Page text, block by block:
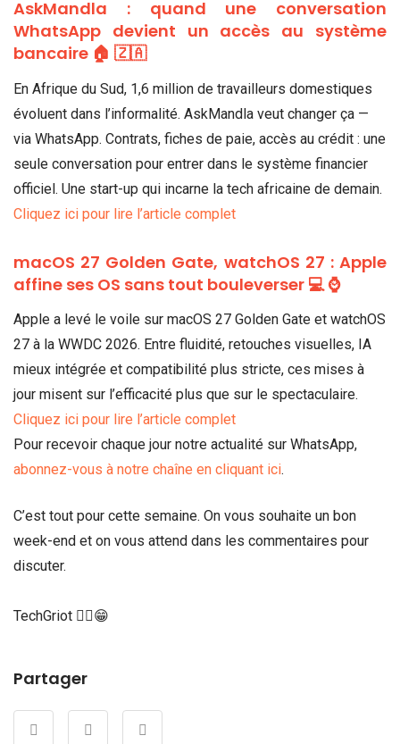
AskMandla : quand une conversation
WhatsApp devient un accès au système
bancaire 🏠 🇿🇦
En Afrique du Sud, 1,6 million de travailleurs domestiques
évoluent dans l’informalité. AskMandla veut changer ça —
via WhatsApp. Contrats, fiches de paie, accès au crédit : une
seule conversation pour entrer dans le système financier
officiel. Une start-up qui incarne la tech africaine de demain.
Cliquez ici pour lire l’article complet
macOS 27 Golden Gate, watchOS 27 : Apple
affine ses OS sans tout bouleverser 💻 ⌚
Apple a levé le voile sur macOS 27 Golden Gate et watchOS
27 à la WWDC 2026. Entre fluidité, retouches visuelles, IA
mieux intégrée et compatibilité plus stricte, ces mises à
jour misent sur l’efficacité plus que sur le spectaculaire.
Cliquez ici pour lire l’article complet
Pour recevoir chaque jour notre actualité sur WhatsApp,
abonnez-vous à notre chaîne en cliquant ici.
C’est tout pour cette semaine. On vous souhaite un bon
week-end et on vous attend dans les commentaires pour
discuter.
TechGriot ✌🏾😁
Partager